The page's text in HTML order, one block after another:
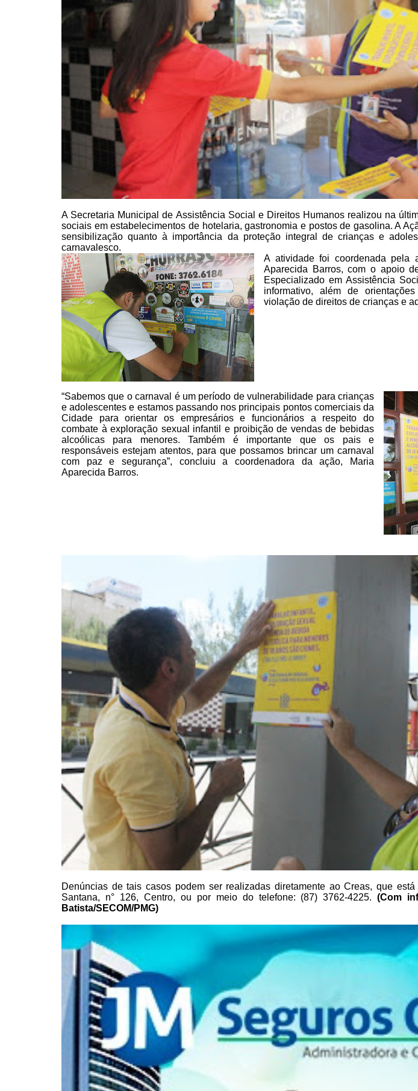
A Secretaria Municipal de Assistência Social e Direitos Humanos realizou na
sociais em estabelecimentos de hotelaria, gastronomia e postos de gasolina. A
sensibilização quanto à importância da proteção integral de crianças e
carnavalesco.
A atividade foi coordenada pela
Aparecida Barros, com o apoio
Especializado em Assistência
informativo, além de
violação de direitos de crianças e
“Sabemos que o carnaval é um período de vulnerabilidade para crianças
e adolescentes e estamos passando nos principais pontoscomerciais da
Cidade para orientar os empresários e funcionários a respeito do
combate à exploração sexual infantil e proibição de vendas de bebidas
alcoólicas para menores. Também é importante que os pais e
responsáveis estejam atentos, para que possamos brincar um carnaval
com paz e segurança”, concluiu a coordenadora da ação, Maria
Aparecida Barros.
Denúncias de tais casos podem ser realizadas diretamenteao Creas, que está
Santana, n° 126, Centro, ou por meio do telefone: (87) 3762-4225.(Com
Batista/SECOM/PMG)